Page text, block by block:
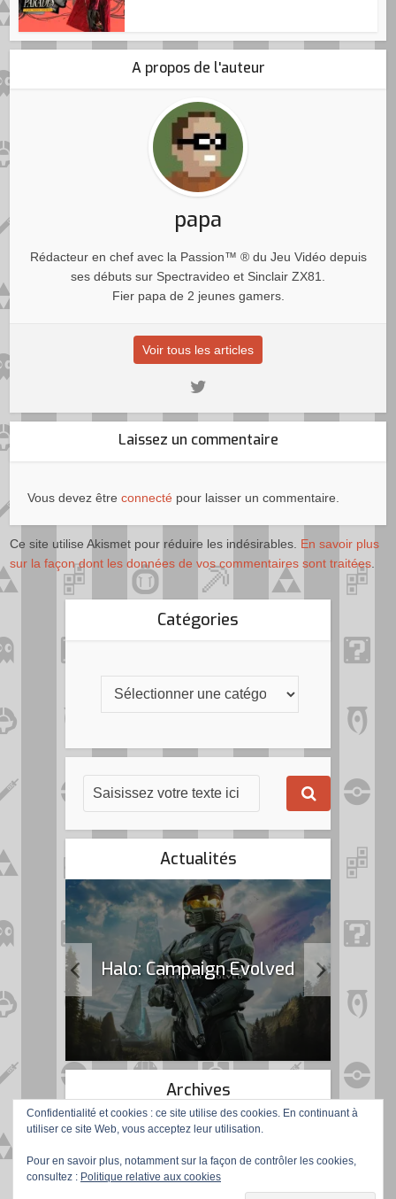
A propos de l'auteur
papa
Rédacteur en chef avec la Passion™ ® du Jeu Vidéo depuis
ses débuts sur Spectravideo et Sinclair ZX81.
Fier papa de 2 jeunes gamers.
Voir tous les articles
Laissez un commentaire
Vous devez êtreconnecté pour laisser un commentaire.
Ce site utilise Akismet pour réduire les indésirables. En savoir plus
sur la façon dont les données de vos commentaires sont traitées
Catégories
Actualités
Halo: Campaign Evolved
Archives
Confidentialité et cookies : ce site utilise des cookies. En continuant à
utiliser ce site Web, vous acceptez leur utilisation.
Pour en savoir plus, notamment sur la façon de contrôler les cookies,
consultez : Politique relative aux cookies